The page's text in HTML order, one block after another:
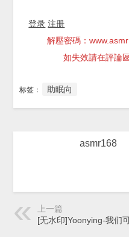
登录 注册
解壓密碼：
如失效請在評論
标签： 助眠向
asmr168
上一篇
[无水印]Yoonying-我们